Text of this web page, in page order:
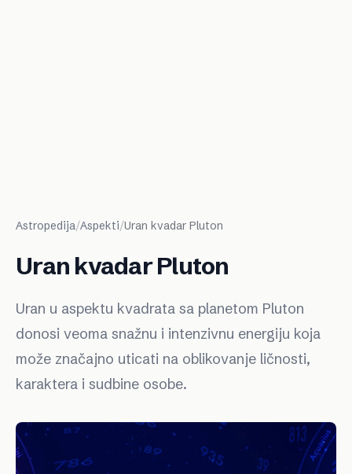
Astropedija/Aspekti/Uran kvadar Pluton
Uran kvadar Pluton
Uran u aspektu kvadrata sa planetom Pluton
donosi veoma snažnu i intenzivnu energiju koja
može značajno uticati na oblikovanje ličnosti,
karaktera i sudbine osobe.